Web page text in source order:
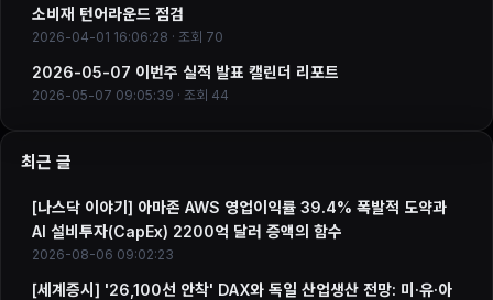
소비재 턴어라운드 점검
2026-04-01 16:06:28 · 조회 70
2026-05-07 이번주 실적 발표 캘린더 리포트
2026-05-07 09:05:39 · 조회 44
최근 글
[나스닥 이야기] 아마존 AWS 영업이익률 39.4% 폭발적 도약과
AI 설비투자(CapEx) 2200억 달러 증액의 함수
2026-08-06 09:02:23
[세계증시] '26,100선 안착' DAX와 독일 산업생산 전망: 미·유·아